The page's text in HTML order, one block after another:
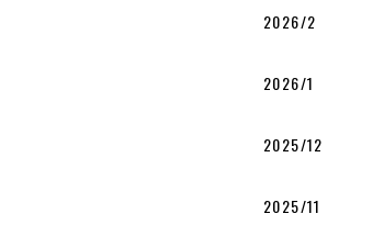
2026/2
2026/1
2025/12
2025/11